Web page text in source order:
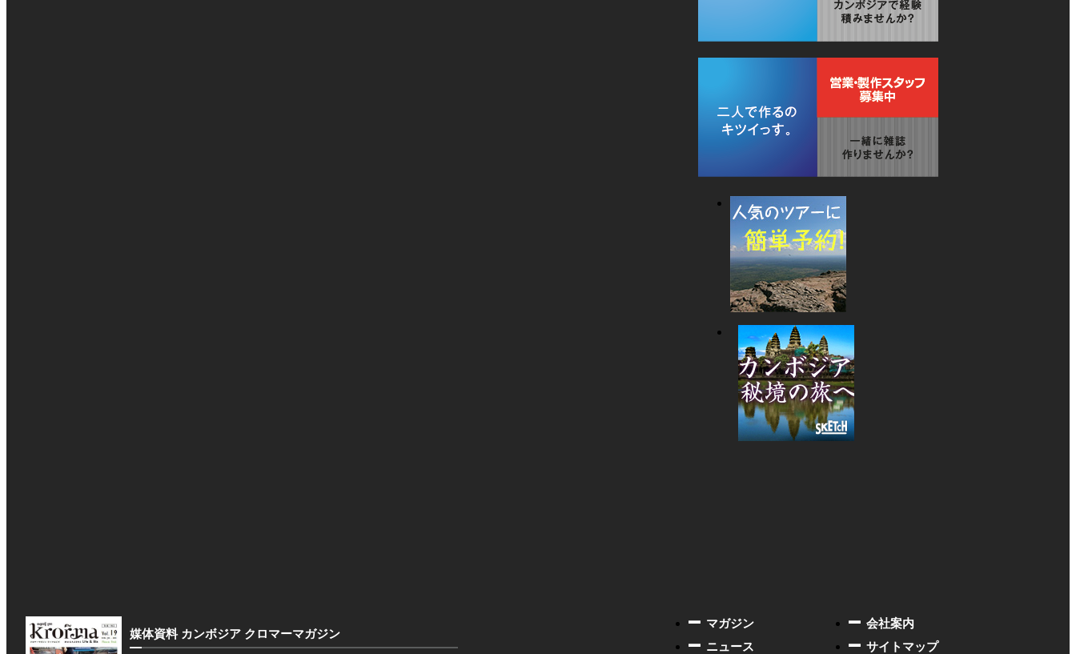
媒体資料 カンボジア クロマーマガジン
会社案内
サイトマップ
マガジン
ニュース